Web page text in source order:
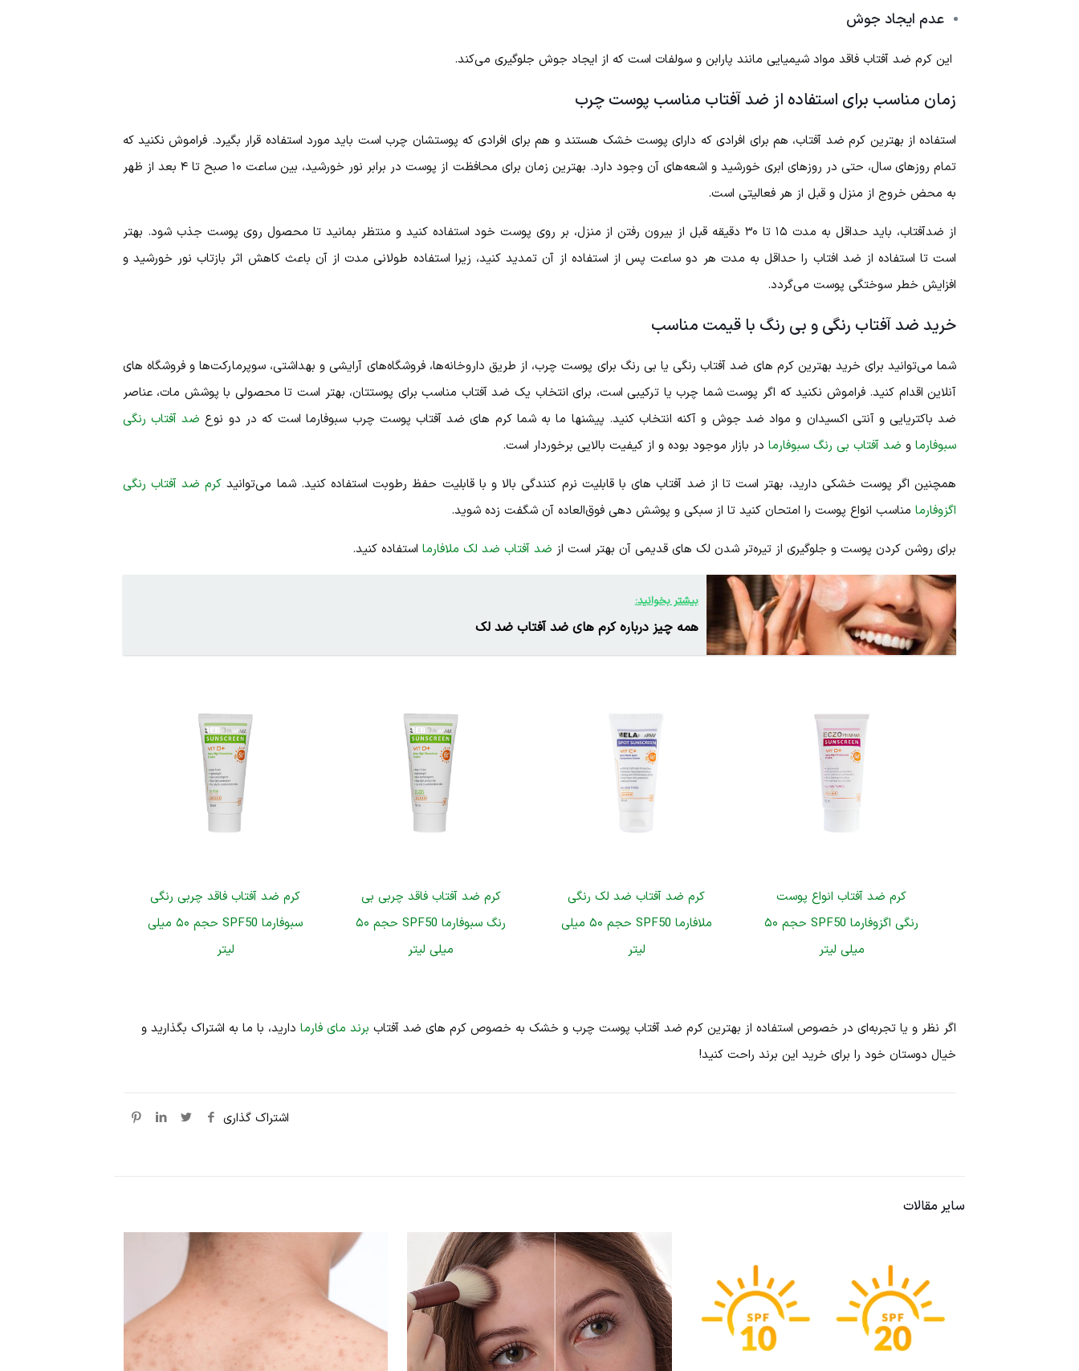
عدم ایجاد جوش
این کرم ضد آفتاب فاقد مواد شیمیایی مانند پارابن و سولفات است که از ایجاد جوش جلوگیری می‌کند.
زمان مناسب برای استفاده از ضد آفتاب مناسب پوست چرب
استفاده از بهترین کرم ضد آفتاب، هم برای افرادی که دارای پوست خشک هستند و هم برای افرادی که پوستشان چرب است باید مورد استفاده قرار بگیرد. فراموش نکنید که
تمام روزهای سال، حتی در روزهای ابری خورشید و اشعه‌های آن وجود دارد. بهترین زمان برای محافظت از پوست در برابر نور خورشید، بین ساعت ۱۰ صبح تا ۴ بعد از ظهر
به محض خروج از منزل و قبل از هر فعالیتی است.
از ضدآفتاب، باید حداقل به مدت ۱۵ تا ۳۰ دقیقه قبل از بیرون رفتن از منزل، بر روی پوست خود استفاده کنید و منتظر بمانید تا محصول روی پوست جذب شود. بهتر
است تا استفاده از ضد افتاب را حداقل به مدت هر دو ساعت پس از استفاده از آن تمدید کنید، زیرا استفاده طولانی مدت از آن باعث کاهش اثر بازتاب نور خورشید و
افزایش خطر سوختگی پوست می‌گردد.
خرید ضد آفتاب رنگی و بی‌ رنگ با قیمت مناسب
شما می‌توانید برای خرید بهترین کرم های ضد آفتاب رنگی یا بی‌ رنگ برای پوست چرب، از طریق داروخانه‌ها، فروشگاه‌های آرایشی و بهداشتی، سوپرمارکت‌ها و فروشگاه‌ های
آنلاین اقدام کنید. فراموش نکنید که اگر پوست شما چرب یا ترکیبی است، برای انتخاب یک ضد آفتاب مناسب برای پوستتان، بهتر است تا محصولی با پوشش مات، عناصر
ضد باکتریایی و آنتی‌ اکسیدان و مواد ضد جوش و آکنه انتخاب کنید. پیشنها ما به شما کرم‌ های ضد آفتاب پوست چرب سبوفارما است که در دو نوع ضد آفتاب رنگی
سبوفارماو ضد آفتاب بی‌ رنگ سبوفارمادر بازار موجود بوده و از کیفیت بالایی برخوردار است.
همچنین اگر پوست خشکی دارید، بهتر است تا از ضد آفتاب‌ های با قابلیت نرم کنندگی بالا و با قابلیت حفظ رطوبت استفاده کنید. شما می‌توانید کرم ضد آفتاب رنگی
اگزوفارمامناسب انواع پوست را امتحان کنید تا از سبکی و پوشش دهی فوق‌العاده آن شگفت زده شوید.
برای روشن کردن پوست و جلوگیری از تیره‌تر شدن لک‌ های قدیمی آن بهتر است از ضد آفتاب ضد لک ملافارمااستفاده کنید.
بیشتر بخوانید:
همه چیز درباره کرم‌ های ضد آفتاب ضد لک
کرم ضد آفتاب انواع پوست
رنگی اگزوفارما SPF50 حجم ۵۰
میلی لیتر
کرم ضد آفتاب ضد لک رنگی
ملافارما SPF50 حجم ۵۰ میلی
لیتر
کرم ضد آفتاب فاقد چربی بی
رنگ سبوفارما SPF50 حجم ۵۰
میلی لیتر
کرم ضد آفتاب فاقد چربی رنگی
سبوفارما SPF50 حجم ۵۰ میلی
لیتر
اگر نظر و یا تجربه‌ای در خصوص استفاده از بهترین کرم ضد آفتاب پوست چرب و خشک به خصوص کرم های ضد آفتاب برند مای فارمادارید، با ما به اشتراک بگذارید و
خیال دوستان خود را برای خرید این برند راحت کنید!
اشتراک گذاری
سایر مقالات